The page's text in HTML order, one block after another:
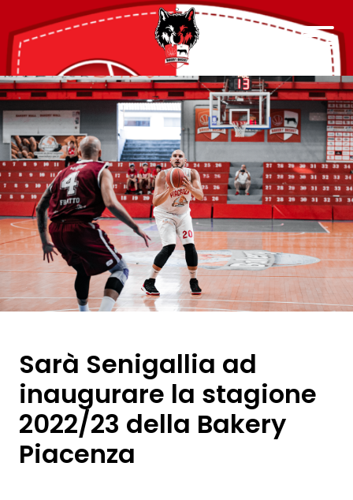
Sarà Senigallia ad
inaugurare la stagione
2022/23 della Bakery
Piacenza